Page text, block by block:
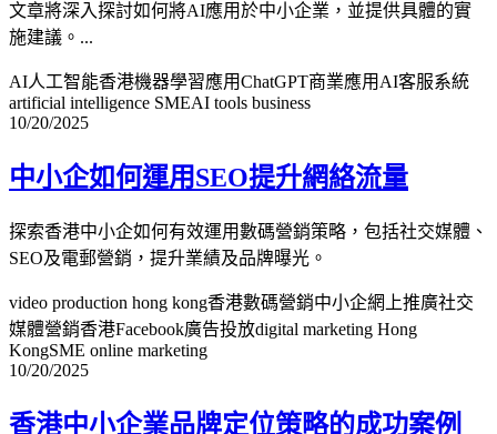
文章將深入探討如何將AI應用於中小企業，並提供具體的實
施建議。...
AI人工智能香港機器學習應用ChatGPT商業應用 AI客服系統
artificial intelligence SMEAI tools business
10/20/2025
中小企如何運用SEO提升網絡流量
探索香港中小企如何有效運用數碼營銷策略，包括社交媒體、
SEO及電郵營銷，提升業績及品牌曝光。
video production hong kong香港數碼營銷中小企網上推廣社交
媒體營銷香港Facebook廣告投放digital marketing Hong
KongSME online marketing
10/20/2025
香港中小企業品牌定位策略的成功案例